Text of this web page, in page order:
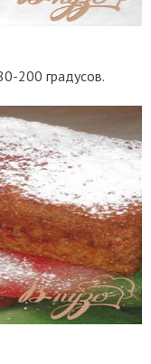
200 градусов.